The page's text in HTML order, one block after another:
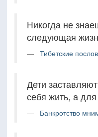
Hикогда не
следующая
Тибетские
Дети
себя жить, а
Банкротство